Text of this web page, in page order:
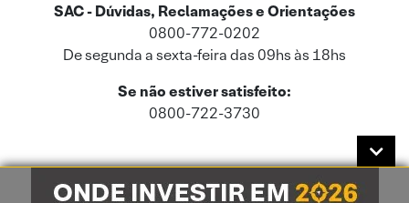
SAC - Dúvidas, Reclamações e Orientações
0800-772-0202
De segunda a sexta-feira das 09hs às 18hs
Se não estiver satisfeito:
0800-722-3730
Este site usa cookies e dados pessoais de acordo com a nossaPolítica de
Cookies
e a nossaPolítica de Privacidade.